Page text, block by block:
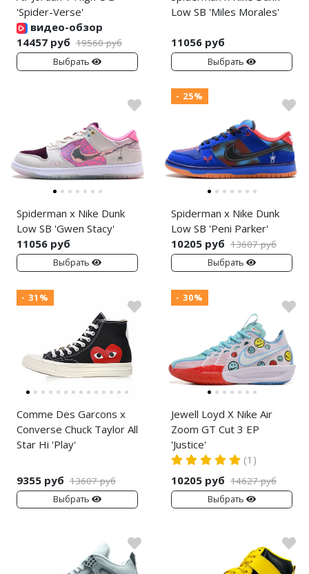
'Spider-Verse'
видео-обзор
14457 руб 19560 руб
Выбрать
Low SB 'Miles Morales'
11056 руб
Выбрать
Spiderman x Nike Dunk
Low SB 'Gwen Stacy'
11056 руб
Выбрать
- 25%
Spiderman x Nike Dunk
Low SB 'Peni Parker'
10205 руб 13607 руб
Выбрать
- 31%
Comme Des Garcons x
Converse Chuck Taylor All
Star Hi 'Play'
9355 руб 13607 руб
Выбрать
- 30%
Jewell Loyd X Nike Air
Zoom GT Cut 3 EP
'Justice'
(1)
10205 руб 14627 руб
Выбрать